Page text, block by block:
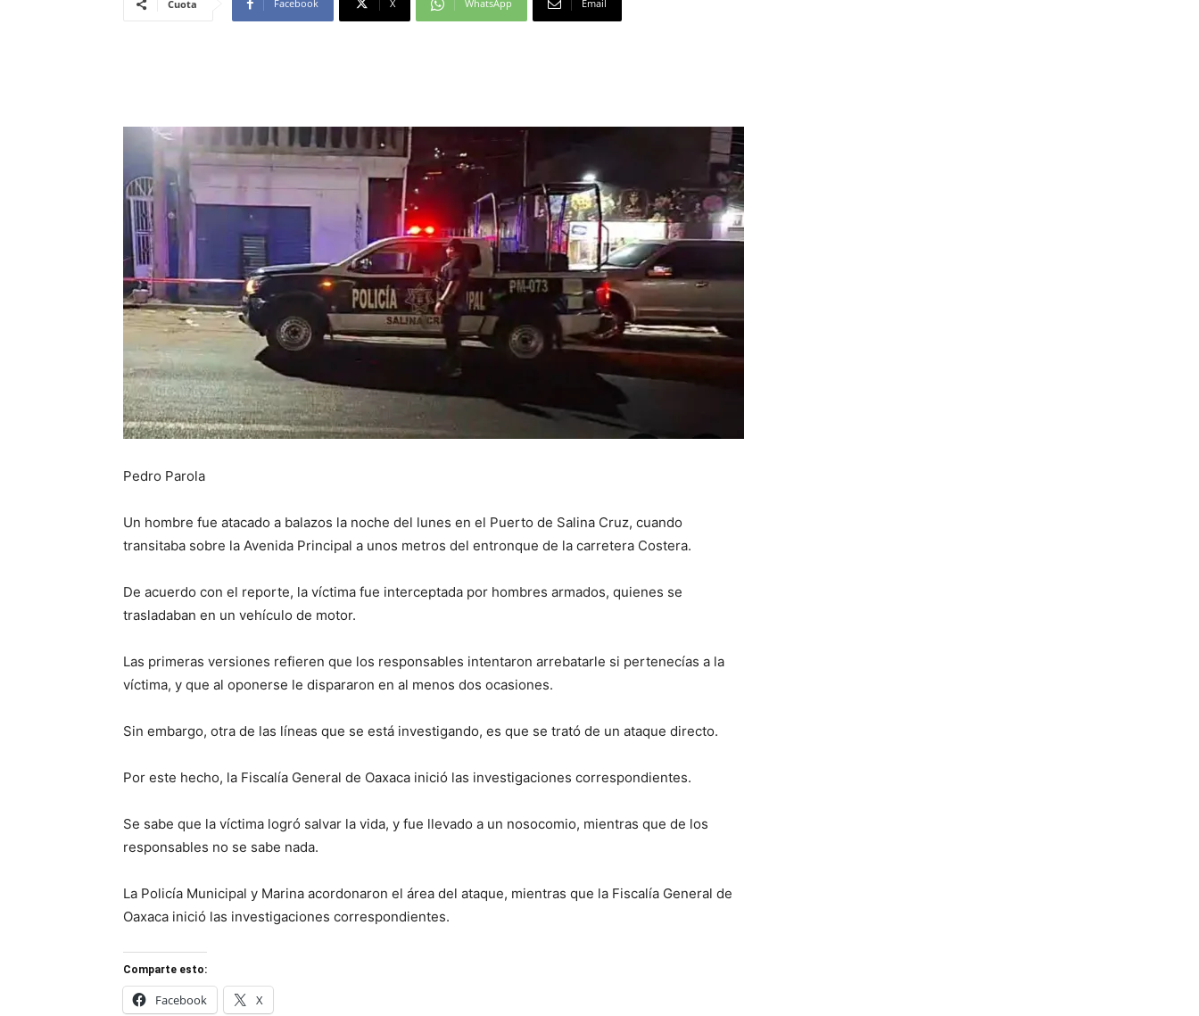
Cuota Facebook X WhatsApp Email
Pedro Parola
Un hombre fue atacado a balazos la noche del lunes en el Puerto de Salina Cruz, cuando
transitaba sobre la Avenida Principal a unos metros del entronque de la carretera Costera.
De acuerdo con el reporte, la víctima fue interceptada por hombres armados, quienes se
trasladaban en un vehículo de motor.
Las primeras versiones refieren que los responsables intentaron arrebatarle si pertenecías a la
víctima, y que al oponerse le dispararon en al menos dos ocasiones.
Sin embargo, otra de las líneas que se está investigando, es que se trató de un ataque directo.
Por este hecho, la Fiscalía General de Oaxaca inició las investigaciones correspondientes.
Se sabe que la víctima logró salvar la vida, y fue llevado a un nosocomio, mientras que de los
responsables no se sabe nada.
La Policía Municipal y Marina acordonaron el área del ataque, mientras que la Fiscalía General de
Oaxaca inició las investigaciones correspondientes.
Comparte esto:
Facebook X